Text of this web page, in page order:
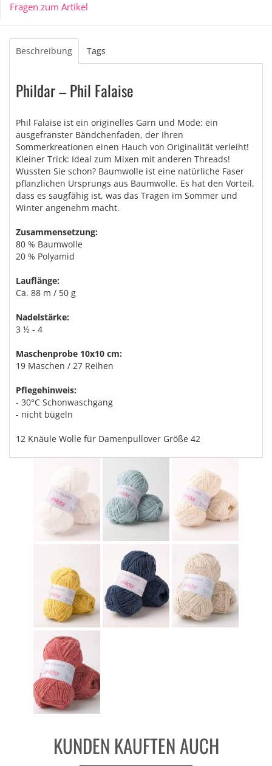
Fragen zum Artikel
Beschreibung Tags
Phildar – Phil Falaise
Phil Falaise ist ein originelles Garn und Mode: ein
ausgefranster Bändchenfaden, der Ihren
Sommerkreationen einen Hauch von Originalität verleiht!
Kleiner Trick: Ideal zum Mixen mit anderen Threads!
Wussten Sie schon? Baumwolle ist eine natürliche Faser
pflanzlichen Ursprungs aus Baumwolle. Es hat den Vorteil,
dass es saugfähig ist, was das Tragen im Sommer und
Winter angenehm macht.
Zusammensetzung:
80 % Baumwolle
20 % Polyamid
Lauflänge:
Ca. 88 m / 50 g
Nadelstärke:
3 ½ - 4
Maschenprobe 10x10 cm:
19 Maschen / 27 Reihen
Pflegehinweis:
- 30°C Schonwaschgang
- nicht bügeln
12 Knäule Wolle für Damenpullover Größe 42
KUNDEN KAUFTEN AUCH